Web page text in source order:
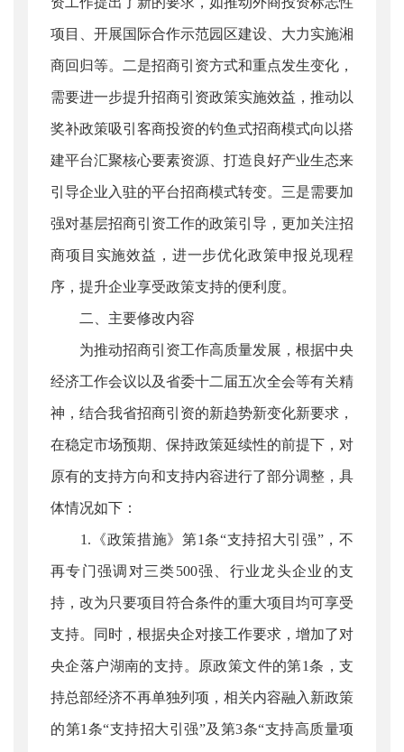
项目、开展国际合作示范园区建设、大力实施湘
商回归等。二是招商引资方式和重点发生变化，
需要进一步提升招商引资政策实施效益，推动以
奖补政策吸引客商投资的钓鱼式招商模式向以搭
建平台汇聚核心要素资源、打造良好产业生态来
引导企业入驻的平台招商模式转变。三是需要加
强对基层招商引资工作的政策引导，更加关注招
商项目实施效益，进一步优化政策申报兑现程
序，提升企业享受政策支持的便利度。
二、主要修改内容
为推动招商引资工作高质量发展，根据中央
经济工作会议以及省委十二届五次全会等有关精
神，结合我省招商引资的新趋势新变化新要求，
在稳定市场预期、保持政策延续性的前提下，对
原有的支持方向和支持内容进行了部分调整，具
体情况如下：
1.《政策措施》第1条“支持招大引强”，不
再专门强调对三类500强、行业龙头企业的支
持，改为只要项目符合条件的重大项目均可享受
支持。同时，根据央企对接工作要求，增加了对
央企落户湖南的支持。原政策文件的第1条，支
持总部经济不再单独列项，相关内容融入新政策
的第1条“支持招大引强”及第3条“支持高质量项